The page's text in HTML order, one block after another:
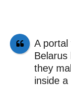
A portal
Belarus
they
inside a